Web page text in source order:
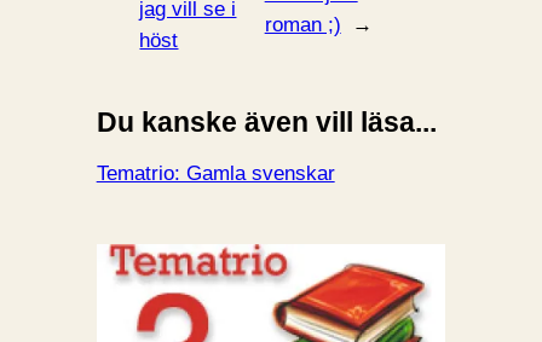
jag vill se i
höst
roman ;)
→
Du kanske även vill läsa...
Tematrio: Gamla svenskar